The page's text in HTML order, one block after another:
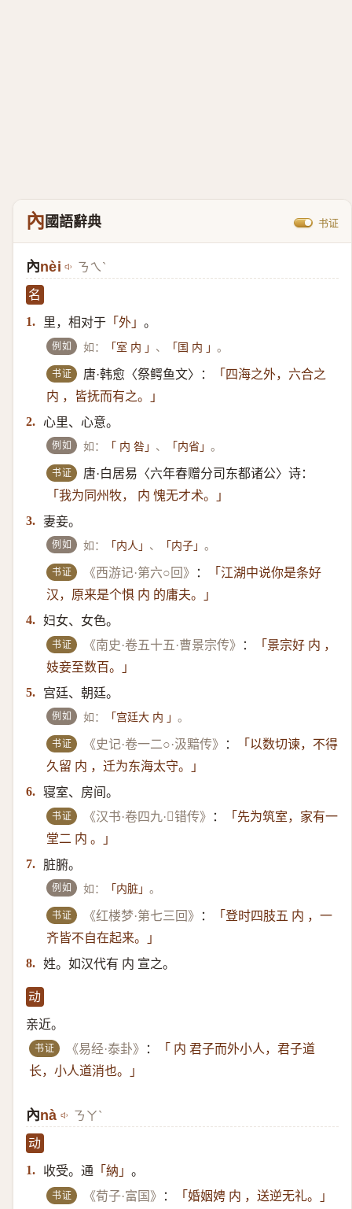
內國語辭典 书证
內nèi ㄋㄟˋ
名
1.
里，相对于 「外」 。
例如 如： 「室 内 」 、 「国 内 」。
书证 唐·韩愈〈祭鳄鱼文〉：
「四海之外，六合之
内 ，皆抚而有之。」
2. 心里、心意。
例如 如： 「 内 咎」 、 「内省」。
书证
唐·白居易〈六年春赠分司东都诸公〉诗：
「我为同州牧， 内 愧无才术。」
3. 妻妾。
例如 如： 「内人」 、 「内子」。
书证 《西游记·第六○回》 ：
「江湖中说你是条好
汉，原来是个惧 内 的庸夫。」
4. 妇女、女色。
书证 《南史·卷五十五·曹景宗传》 ：
「景宗好 内 ，
妓妾至数百。」
5.
宫廷、朝廷。
例如 如： 「宫廷大 内 」。
书证 《史记·卷一二○·汲黯传》 ：
「以数切谏，不得
久留 内 ，迁为东海太守。」
6. 寝室、房间。
书证 《汉书·卷四九·错传》 ：
「先为筑室，家有一
堂二 内 。」
7.
脏腑。
例如 如： 「内脏」。
书证 《红楼梦·第七三回》 ：
「登时四肢五 内 ，一
齐皆不自在起来。」
8. 姓。如汉代有 内 宣之。
动
亲近。
书证 《易经·泰卦》 ：
「 内 君子而外小人，君子道
长，小人道消也。」
內nà ㄋㄚˋ
动
1.
收受。通 「納」 。
书证 《荀子·富国》 ： 「婚姻娉 内 ，送逆无礼。」